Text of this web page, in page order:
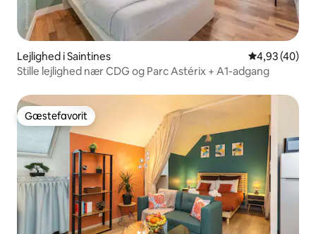
Lejlighed i Saintines 4,93 ud af 5 i
4,93 (40)
Stille lejlighed nær CDG og Parc Astérix + A1-adgang
Gæstefavorit
Gæstefavorit